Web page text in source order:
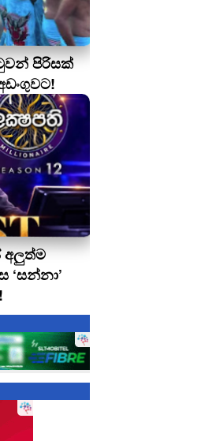
පිරිසක්
අලුත්ම
‘සන්නා’